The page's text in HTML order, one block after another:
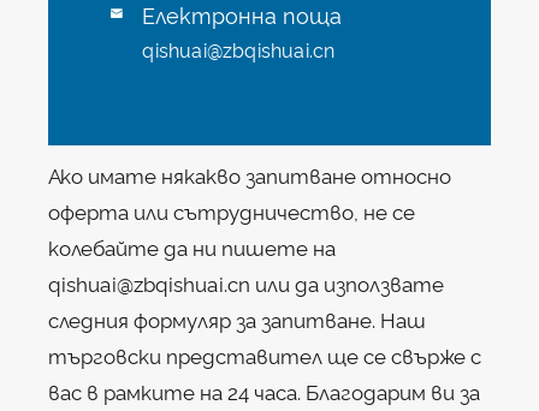
 Електронна поща
qishuai@zbqishuai.cn
Ако имате някакво запитване относно
оферта или сътрудничество, не се
колебайте да ни пишете на
qishuai@zbqishuai.cn или да използвате
следния формуляр за запитване. Наш
търговски представител ще се свърже с
вас в рамките на 24 часа. Благодарим ви за